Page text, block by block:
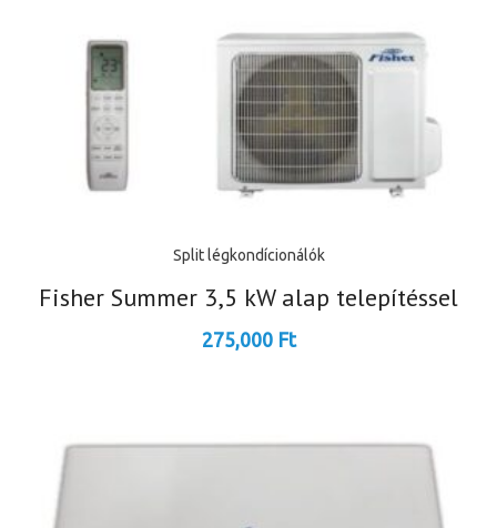
Split légkondícionálók
Fisher Summer 3,5 kW alap telepítéssel
275,000 Ft